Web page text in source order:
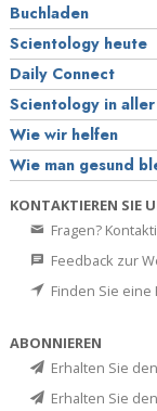
Buchladen
Scientology heute
Daily Connect
Scientology in
Wie wir helfen
Wie man gesund
KONTAKTIEREN SIE
Fragen?
Feedback zur
Finden Sie eine
ABONNIEREN
Erhalten Sie
Erhalten Sie